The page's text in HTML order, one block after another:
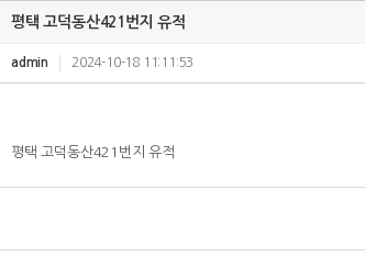
평택 고덕동산421번지 유적
admin 2024-10-18 11:11:53
평택 고덕동산421번지 유적